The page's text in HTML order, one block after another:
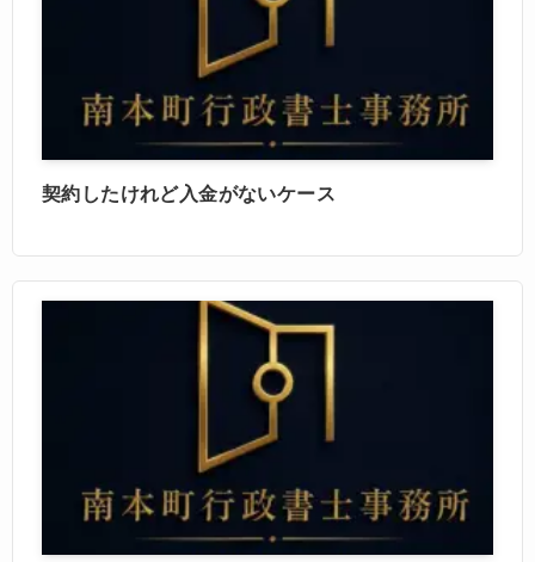
契約したけれど入金がないケース